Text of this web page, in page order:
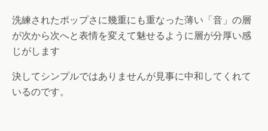
洗練されたポップさに幾重にも重なった薄い「音」の層
が次から次へと表情を変えて魅せるように層が分厚い感
じがします
決してシンプルではありませんが見事に中和してくれて
いるのです。